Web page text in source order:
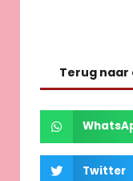
Terug
Twitter